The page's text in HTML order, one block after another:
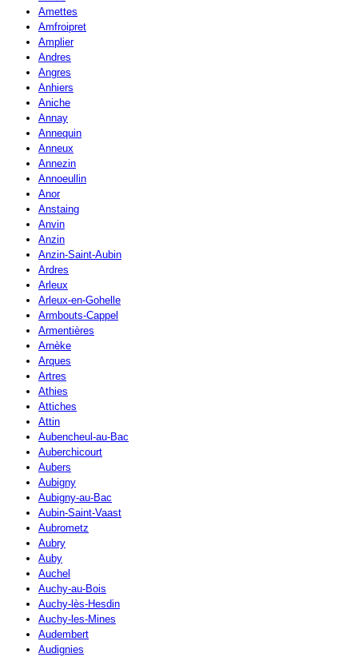
Amettes
Amfroipret
Amplier
Andres
Angres
Anhiers
Aniche
Annay
Annequin
Anneux
Annezin
Annoeullin
Anor
Anstaing
Anvin
Anzin
Anzin-Saint-Aubin
Ardres
Arleux
Arleux-en-Gohelle
Armbouts-Cappel
Armentières
Arnèke
Arques
Artres
Athies
Attiches
Attin
Aubencheul-au-Bac
Auberchicourt
Aubers
Aubigny
Aubigny-au-Bac
Aubin-Saint-Vaast
Aubrometz
Aubry
Auby
Auchel
Auchy-au-Bois
Auchy-lès-Hesdin
Auchy-les-Mines
Audembert
Audignies